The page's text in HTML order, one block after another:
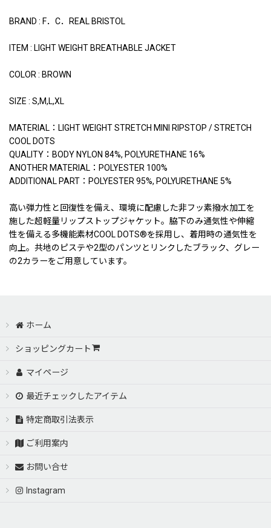
BRAND : F．C．REAL BRISTOL
ITEM : LIGHT WEIGHT BREATHABLE JACKET
COLOR : BROWN
SIZE : S,M,L,XL
MATERIAL：LIGHT WEIGHT STRETCH MINI RIPSTOP / STRETCH
COOL DOTS
QUALITY：BODY NYLON 84%, POLYURETHANE 16%
ANOTHER MATERIAL：POLYESTER 100%
ADDITIONAL PART：POLYESTER 95%, POLYURETHANE 5%
高い弾力性と回復性を備え、環境に配慮した非フッ素撥水加工を
施した超軽量リップストップジャケット。脇下のみ通気性や伸縮
性を備える多機能素材COOL DOTS®を採用し、着用時の通気性を
向上。共地のピステや2型のパンツとリンクしたブラック、グレー
の2カラーをご用意しています。
ホーム
ショッピングカート
マイページ
最近チェックしたアイテム
特定商取引法表示
ご利用案内
お問い合せ
Instagram